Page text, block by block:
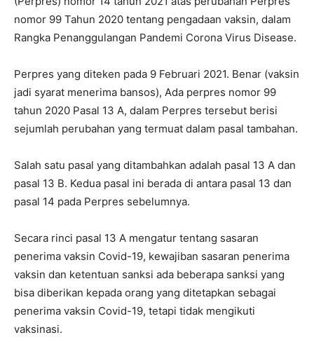
nomor 99 Tahun 2020 tentang pengadaan vaksin, dalam
Rangka Penanggulangan Pandemi Corona Virus Disease.
Perpres yang diteken pada 9 Februari 2021. Benar (vaksin
jadi syarat menerima bansos), Ada perpres nomor 99
tahun 2020 Pasal 13 A, dalam Perpres tersebut berisi
sejumlah perubahan yang termuat dalam pasal tambahan.
Salah satu pasal yang ditambahkan adalah pasal 13 A dan
pasal 13 B. Kedua pasal ini berada di antara pasal 13 dan
pasal 14 pada Perpres sebelumnya.
Secara rinci pasal 13 A mengatur tentang sasaran
penerima vaksin Covid-19, kewajiban sasaran penerima
vaksin dan ketentuan sanksi ada beberapa sanksi yang
bisa diberikan kepada orang yang ditetapkan sebagai
penerima vaksin Covid-19, tetapi tidak mengikuti
vaksinasi.